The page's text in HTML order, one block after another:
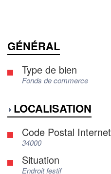
GÉNÉRAL
Type de bien
Fonds de commerce
LOCALISATION
Code Postal Internet
34000
Situation
Endroit festif